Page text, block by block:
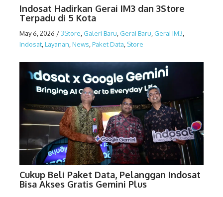
Indosat Hadirkan Gerai IM3 dan 3Store
Terpadu di 5 Kota
May 6, 2026 /3Store Galeri Baru Gerai Baru Gerai IM3
Indosat Layanan News Paket Data Store
Cukup Beli Paket Data, Pelanggan Indosat
Bisa Akses Gratis Gemini Plus